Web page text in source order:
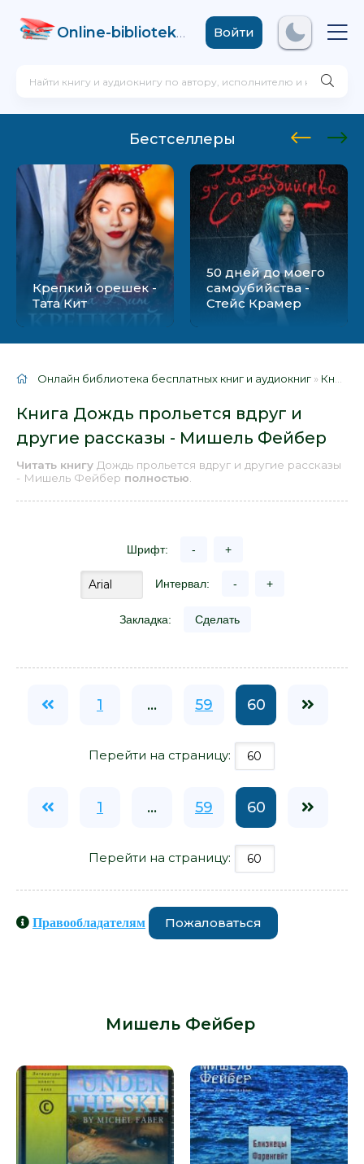
Online-biblioteka .comВойти
Бестселлеры
Крепкий орешек -
Тата Кит
50 дней до моего
самоубийства -
Стейс Крамер
Онлайн библиотека бесплатных книг и аудиокниг » Книги
Книга Дождь прольется вдруг и
другие рассказы - Мишель Фейбер
Читать книгу Дождь прольется вдруг и другие рассказы
- Мишель Фейбер полностью
Шрифт: - +
Интервал: - +
Закладка: Сделать
1 ... 59 60
Перейти на страницу:
1 ... 59 60
Перейти на страницу:
Правообладателям Пожаловаться
Мишель Фейбер: